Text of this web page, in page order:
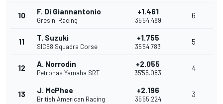
10 F. Di Giannantonio
Gresini Racing
+1.461
35'54.489
6
11 T. Suzuki
SIC58 Squadra Corse
+1.755
35'54.783
5
12 A. Norrodin
Petronas Yamaha SRT
+2.055
35'55.083
4
13 J. McPhee
British American Racing
+2.196
35'55.224
3